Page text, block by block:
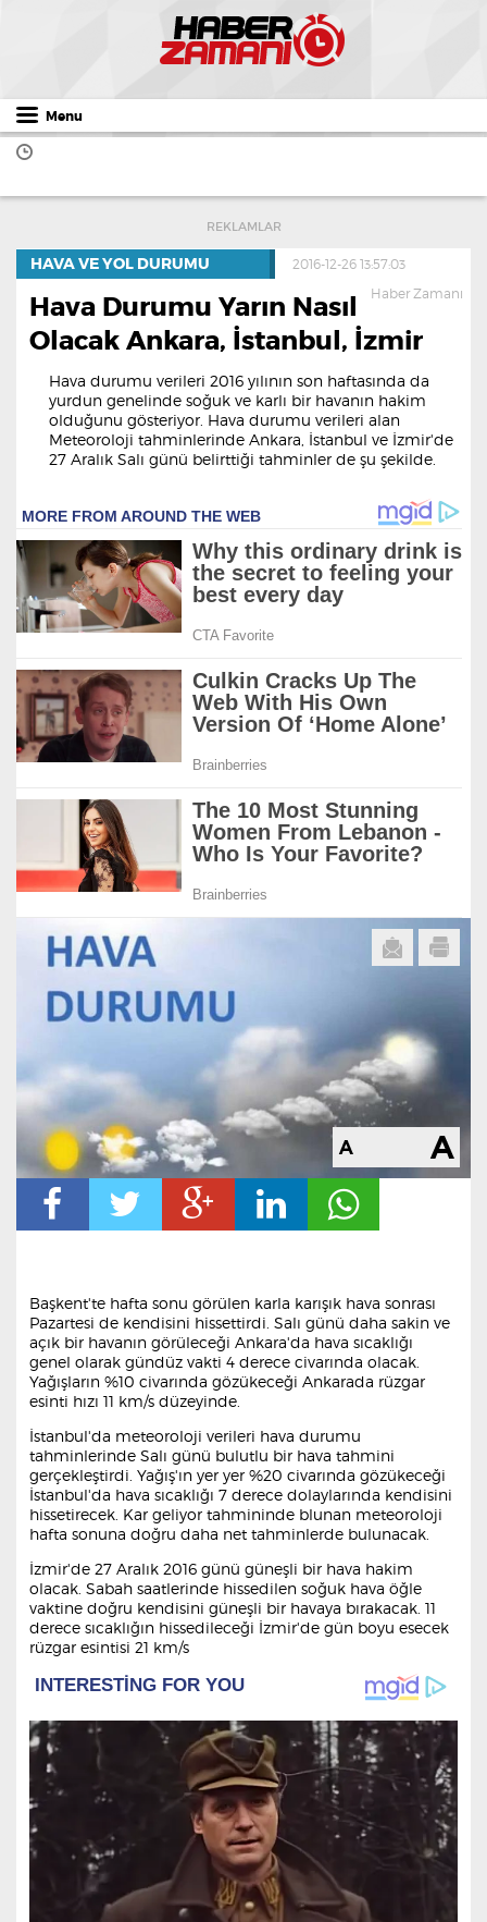
Menu
REKLAMLAR
HAVA VE YOL DURUMU
2016-12-26 13:57:03
Haber Zamanı
Hava Durumu Yarın Nasıl
Olacak Ankara, İstanbul, İzmir
Hava durumu verileri 2016 yılının son haftasında da
yurdun genelinde soğuk ve karlı bir havanın hakim
olduğunu gösteriyor. Hava durumu verileri alan
Meteoroloji tahminlerinde Ankara, İstanbul ve İzmir'de
27 Aralık Salı günü belirttiği tahminler de şu şekilde.
Başkent'te hafta sonu görülen karla karışık hava sonrası
Pazartesi de kendisini hissettirdi. Salı günü daha sakin ve
açık bir havanın görüleceği Ankara'da hava sıcaklığı
genel olarak gündüz vakti 4 derece civarında olacak.
Yağışların %10 civarında gözükeceği Ankarada rüzgar
esinti hızı 11 km/s düzeyinde.
İstanbul'da meteoroloji verileri hava durumu
tahminlerinde Salı günü bulutlu bir hava tahmini
gerçekleştirdi. Yağış'ın yer yer %20 civarında gözükeceği
İstanbul'da hava sıcaklığı 7 derece dolaylarında kendisini
hissetirecek. Kar geliyor tahmininde blunan meteoroloji
hafta sonuna doğru daha net tahminlerde bulunacak.
İzmir'de 27 Aralık 2016 günü güneşli bir hava hakim
olacak. Sabah saatlerinde hissedilen soğuk hava öğle
vaktine doğru kendisini güneşli bir havaya bırakacak. 11
derece sıcaklığın hissedileceği İzmir'de gün boyu esecek
rüzgar esintisi 21 km/s